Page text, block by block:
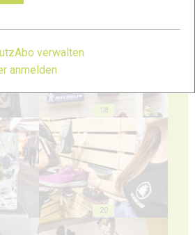
18
20
Abo verwalten
anmelden